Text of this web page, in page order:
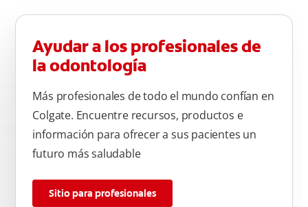
Ayudar a los profesionales de
la odontología
Más profesionales de todo el mundo confían en
Colgate. Encuentre recursos, productos e
información para ofrecer a sus pacientes un
futuro más saludable
Sitio para profesionales